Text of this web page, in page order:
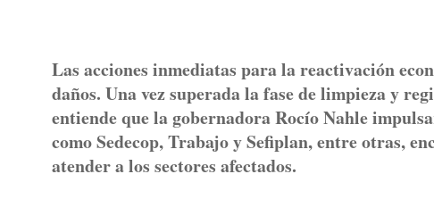
Las acciones inmediatas para la reactivación
daños. Una vez superada la fase de limpieza y
entiende que la gobernadora Rocío Nahle
como Sedecop, Trabajo y Sefiplan, entre otras,
atender a los sectores afectados.